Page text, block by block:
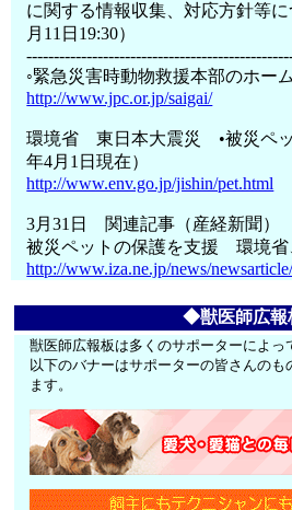
に関する情報収集、対応方針等
月11日19:30）
◦緊急災害時動物救援本部のホー
http://www.jpc.or.jp/saigai/
環境省 東日本大震災 •被災ペ
年4月1日現在）
http://www.env.go.jp/jishin/pet.html
3月31日 関連記事（産経新聞）
被災ペットの保護を支援 環境
http://www.iza.ne.jp/news/
◆獣医師広
獣医師広報板は多くのサポーターによっ
以下のバナーはサポーターの皆さんの
ます。